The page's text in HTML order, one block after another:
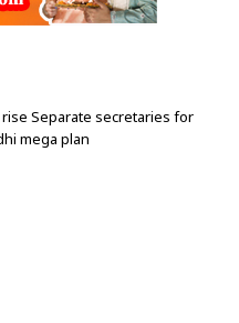
Separate secretaries for
mega plan